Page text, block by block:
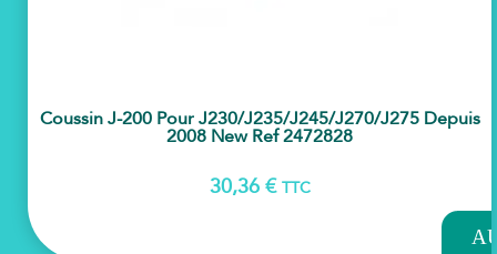
Coussin J-200 Pour J230/j235/j245/j270/j275 Depuis
2008 New Ref 2472828
30,36 € TTC